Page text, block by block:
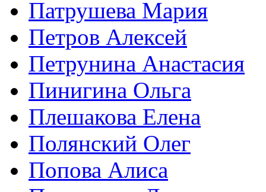
Патрушева Мария
Петров Алексей
Петрунина Анастасия
Пинигина Ольга
Плешакова Елена
Полянский Олег
Попова Алиса